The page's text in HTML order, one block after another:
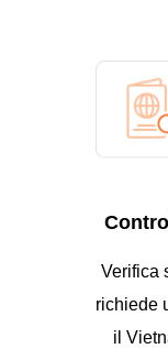
Verifica
richiede
il